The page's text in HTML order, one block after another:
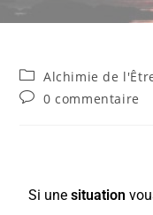
Alchimie de
0 commentaire
Si unesituation